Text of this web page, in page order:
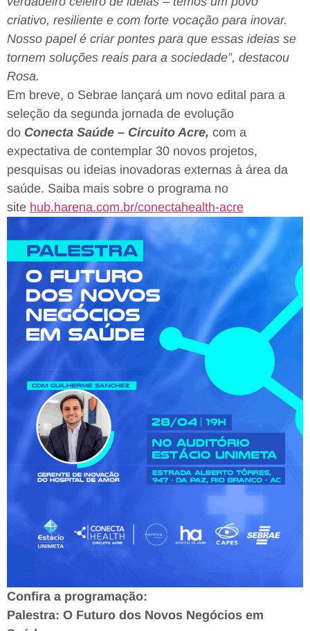
criativo, resiliente e com forte vocação para inovar.
Nosso papel é criar pontes para que essas ideias se
tornem soluções reais para a sociedade”, destacou
Rosa.
Em breve, o Sebrae lançará um novo edital para a
seleção da segunda jornada de evolução
do Conecta Saúde – Circuito Acre, com a
expectativa de contemplar 30 novos projetos,
pesquisas ou ideias inovadoras externas à área da
saúde. Saiba mais sobre o programa no
site hub.harena.com.br/conectahealth-acre
Confira a programação:
Palestra: O Futuro dos Novos Negócios em